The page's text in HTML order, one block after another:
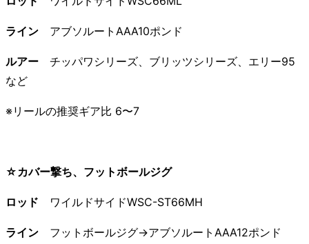
ライン アブソルートAAA10ポンド
ルアー チッパワシリーズ、ブリッツシリーズ、エリー95
など
※リールの推奨ギア比 6〜7
☆カバー撃ち、フットボールジグ
ロッド ワイルドサイドWSC-ST66MH
ライン フットボールジグ→アブソルートAAA12ポンド